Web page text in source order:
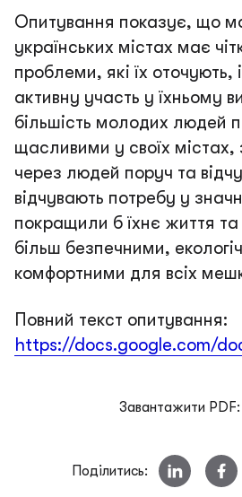
Опитування показує, що
українських містах має
проблеми, які їх оточують,
активну участь у їхньому
більшість молодих людей
щасливими у своїх містах,
через людей поруч та
відчувають потребу у
покращили б їхнє життя
більш безпечними,
комфортними для всіх
Повний текст опитування:
https://docs.google.com/
Завантажити PDF:
Поділитись: